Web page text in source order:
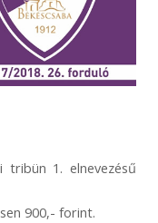
tribün 1. elnevezésű
900,- forint.